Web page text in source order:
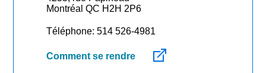
Jean-De La Lande
Montréal QC H2H 2P6
Téléphone: 514 526-4981
Comment se rendre